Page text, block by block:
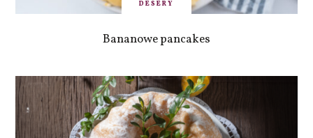
DESERY
Bananowe pancakes